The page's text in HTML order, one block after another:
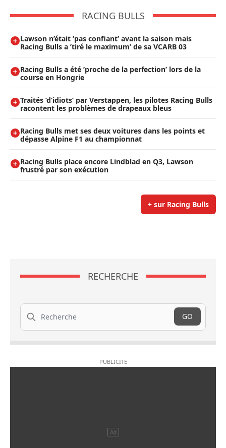
RACING BULLS
Lawson n’était ’pas confiant’ avant la saison mais
Racing Bulls a ’tiré le maximum’ de sa VCARB 03
Racing Bulls a été ’proche de la perfection’ lors de la
course en Hongrie
Traités ’d’idiots’ par Verstappen, les pilotes Racing Bulls
racontent les problèmes de drapeaux bleus
Racing Bulls met ses deux voitures dans les points et
dépasse Alpine F1 au championnat
Racing Bulls place encore Lindblad en Q3, Lawson
frustré par son exécution
+ sur Racing Bulls
RECHERCHE
Recherche
GO